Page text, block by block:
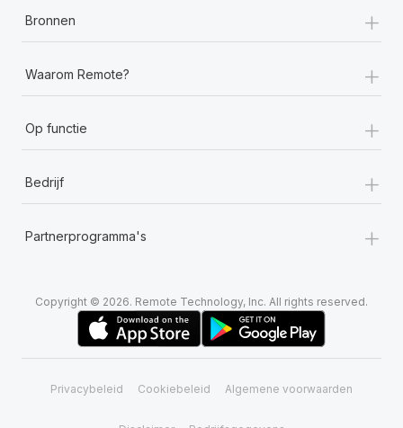
Bronnen +
Waarom Remote? +
Op functie +
Bedrijf +
Partnerprogramma's +
Copyright © 2026. Remote Technology, Inc. All rights reserved.
Privacybeleid Cookiebeleid Algemene voorwaarden